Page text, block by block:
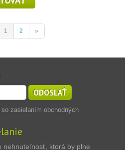
1 2 »
ODOSLAŤ
zasielaním obchodných
nehnuteľnosť, ktorá by plne